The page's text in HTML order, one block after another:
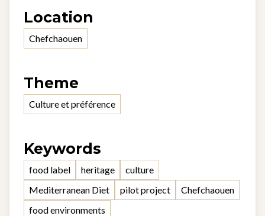
Location
Chefchaouen
Theme
Culture et préférence
Keywords
food label heritage
culture
Mediterranean Diet
pilot project
Chefchaouen
food environments